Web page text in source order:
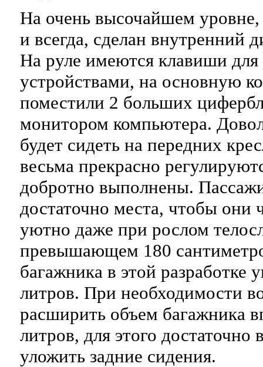
На очень высочайшем
и всегда, сделан внутренний
На руле имеются клавиши для
устройствами, на основную
поместили 2 больших
монитором компьютера.
будет сидеть на передних
весьма прекрасно
добротно выполнены.
достаточно места, чтобы они
уютно даже при рослом
превышающем 180
багажника в этой разработке
литров. При необходимости
расширить объем багажника
литров, для этого достаточно
уложить задние сидения.